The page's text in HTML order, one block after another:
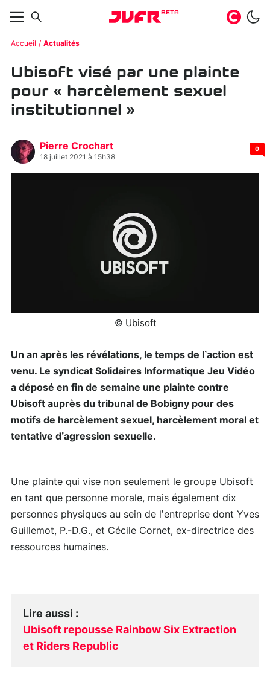
BETA
Accueil Actualités
Ubisoft visé par une plainte
pour « harcèlement sexuel
institutionnel »
Pierre Crochart
18 juillet 2021 à 15h38
0
© Ubisoft
Un an après les révélations, le temps de l’action est
venu. Le syndicat Solidaires Informatique Jeu Vidéo
a déposé en fin de semaine une plainte contre
Ubisoft auprès du tribunal de Bobigny pour des
motifs de harcèlement sexuel, harcèlement moral et
tentative d’agression sexuelle.
Une plainte qui vise non seulement le groupe Ubisoft
en tant que personne morale, mais également dix
personnes physiques au sein de l’entreprise dont Yves
Guillemot, P.-D.G., et Cécile Cornet, ex-directrice des
ressources humaines.
Lire aussi :
Ubisoft repousse Rainbow Six Extraction
et Riders Republic